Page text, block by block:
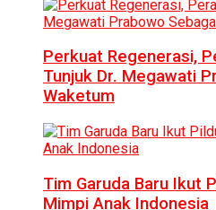
Perkuat Regenerasi,
Tunjuk Dr. Megawati
Waketum
Tim Garuda Baru Ikut
Mimpi Anak Indonesia